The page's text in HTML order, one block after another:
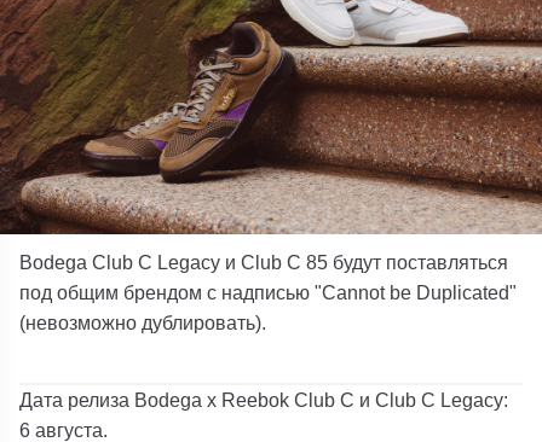
Bodega Club C Legacy и Club C 85 будут поставляться
под общим брендом с надписью "Cannot be Duplicated"
(невозможно дублировать).
Дата релиза Bodega x Reebok Club C и Club C Legacy:
6 августа.